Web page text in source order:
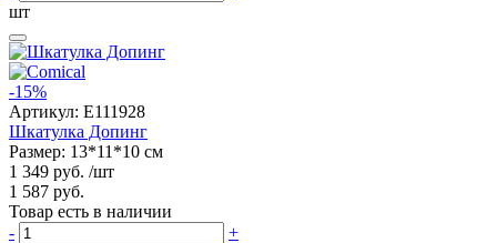
шт
-15%
Артикул: E111928
Шкатулка Допинг
Размер: 13*11*10 см
1 349 руб. /шт
1 587 руб.
Товар есть в наличии
-
+